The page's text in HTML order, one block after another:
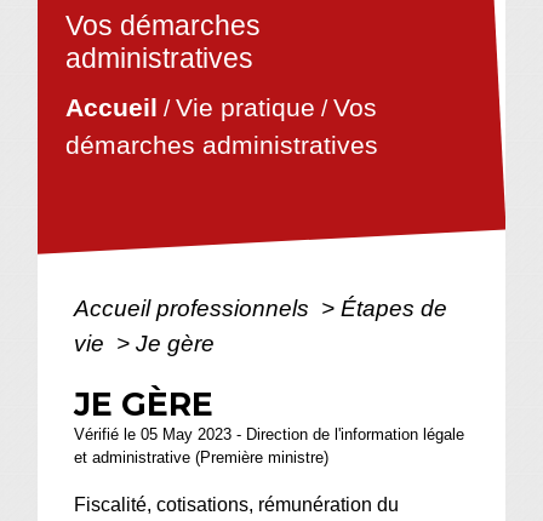
Vos démarches
administratives
Accueil /Vie pratique /Vos
démarches administratives
Accueil professionnels > Étapes de
vie > Je gère
JE GÈRE
Vérifié le 05 May 2023 - Direction de l'information légale
et administrative (Première ministre)
Fiscalité, cotisations, rémunération du